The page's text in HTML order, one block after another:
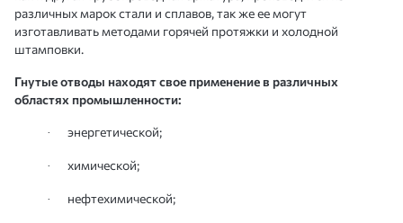
различных марок стали и сплавов, так же ее могут
изготавливать методами горячей протяжки и холодной
штамповки.
Гнутые отводы находят свое применение в различных
областях промышленности:
· энергетической;
· химической;
· нефтехимической;